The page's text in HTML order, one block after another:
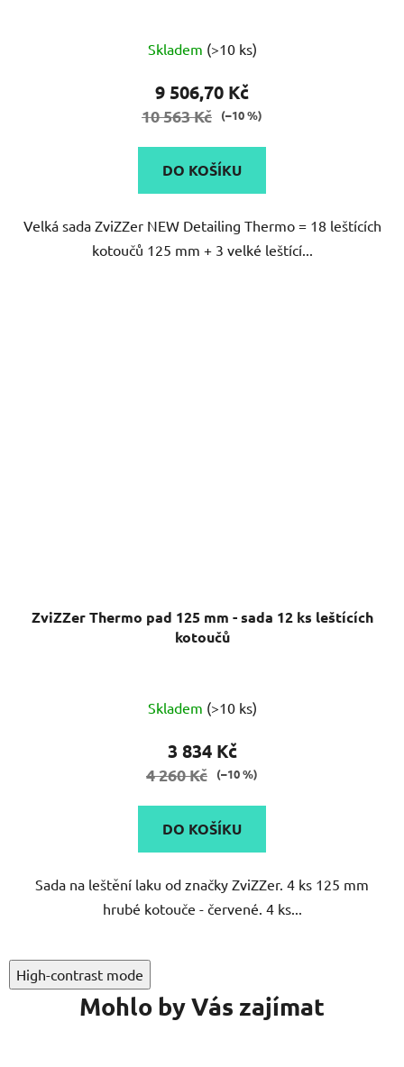
Skladem (>10 ks)
9 506,70 Kč
10 563 Kč (–10 %)
DO KOŠÍKU
Velká sada ZviZZer NEW Detailing Thermo = 18 leštících
kotoučů 125 mm + 3 velké leštící...
ZviZZer Thermo pad 125 mm - sada 12 ks leštících
kotoučů
Skladem (>10 ks)
3 834 Kč
4 260 Kč (–10 %)
DO KOŠÍKU
Sada na leštění laku od značky ZviZZer. 4 ks 125 mm
hrubé kotouče - červené. 4 ks...
High-contrast mode
Mohlo by Vás zajímat